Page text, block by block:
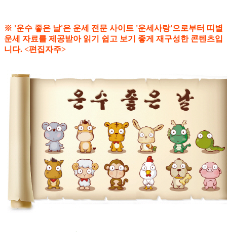
※ '운수 좋은 날'은 운세 전문 사이트 '운세사랑'으로부터 띠별
운세 자료를 제공받아 읽기 쉽고 보기 좋게 재구성한 콘텐츠입
니다. <편집자주>